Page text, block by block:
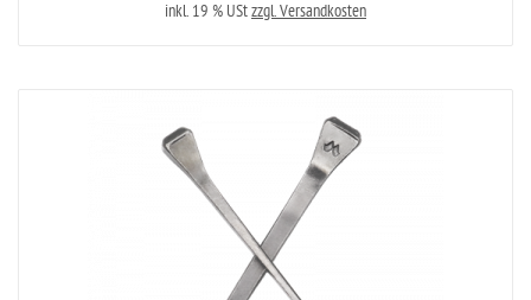
inkl. 19 % UStzzgl. Versandkosten